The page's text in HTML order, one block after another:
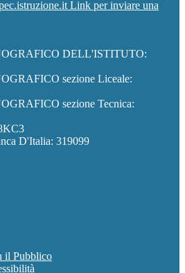
Link per inviare una
DELL'ISTITUTO:
sezione Liceale:
sezione Tecnica:
D'Italia: 319099
il Pubblico